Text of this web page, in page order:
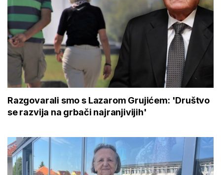
Razgovarali smo s Lazarom Grujićem: 'Društvo
se razvija na grbači najranjivijih'